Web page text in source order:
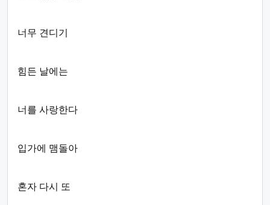
너무 견디기
힘든 날에는
너를 사랑한다
입가에 맴돌아
혼자 다시 또